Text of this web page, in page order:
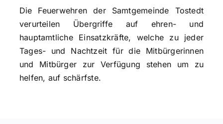
Die Feuerwehren der Samtgemeinde Tostedt
verurteilen Übergriffe auf ehren- und
hauptamtliche Einsatzkräfte, welche zu jeder
Tages- und Nachtzeit für die Mitbürgerinnen
und Mitbürger zur Verfügung stehen um zu
helfen, auf schärfste.